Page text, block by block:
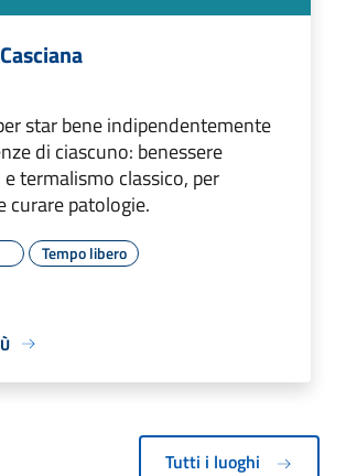
star bene indipendentemente
di ciascuno: benessere
termalismo classico, per
curare patologie.
Tempo libero
Tutti i luoghi